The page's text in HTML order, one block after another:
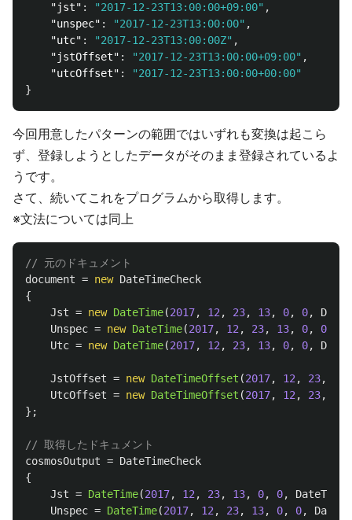
"jst" : "2017-12-23T13:00:00+09:00" ,
"unspec" : "2017-12-23T13:00:00" ,
"utc" : "2017-12-23T13:00:00Z" ,
"jstOffset" : "2017-12-23T13:00:00+09:00" ,
"utcOffset" :
"2017-12-23T13:00:00+00:00"
}
今回用意したパターンの範囲ではいずれも変換は起こら
ず、登録しようとしたデータがそのまま登録されているよ
うです。
さて、続いてこれをプログラムから取得します。
※文法については同上
// 元のドキュメント
document = new DateTimeCheck
{
Jst = new DateTime(2017, 12 , 23, 13, 0, 0,
Unspec = new DateTime(2017, 12 , 23, 13, 0, 0
Utc = new DateTime(2017, 12 , 23, 13, 0, 0,
JstOffset = new DateTimeOffset (2017, 12 , 23,
UtcOffset = new DateTimeOffset (2017, 12 , 23,
};
// 取得したドキュメント
cosmosOutput = DateTimeCheck
{
Jst = DateTime(2017, 12 , 23, 13, 0, 0,
Unspec = DateTime(2017, 12 , 23, 13, 0, 0,